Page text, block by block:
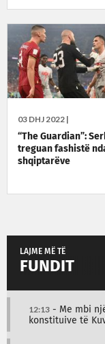
03 DHJ 2022 |
“The Guardian”:
treguan fashistë
shqiptarëve
LAJME MË TË
FUNDIT
12:13 - Me mbi
konstituive të